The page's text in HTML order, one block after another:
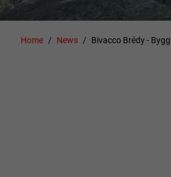
Home News Bivacco Brédy -